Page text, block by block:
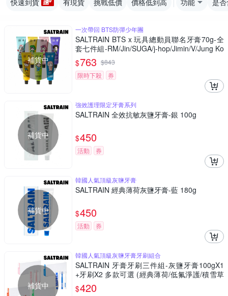
快速到貨 有現貨 挑戰低價 價格低到高 功能 是
補貨中
一次帶回 BTS防彈少年團
SALTRAIN BTS x 玩具總動員聯名牙膏70g-全
套七件組-RM/Jin/SUGA/j-hop/Jimin/V/Jung Ko
ok
$763 $843
限時下殺
券
補貨中
強效護理限定牙膏系列
SALTRAIN 全效抗敏灰鹽牙膏-銀 100g
$450
活動 券
補貨中
韓國人氣頂級灰鹽牙膏
SALTRAIN 經典薄荷灰鹽牙膏-藍 180g
$450
活動 券
補貨中
韓國人氣頂級灰鹽牙膏牙刷組合
SALTRAIN 牙膏牙刷三件組-灰鹽牙膏100gX1
+牙刷X2 多款可選 (經典薄荷/低氟淨護/積雪草
修護/清恬香檸)
$420